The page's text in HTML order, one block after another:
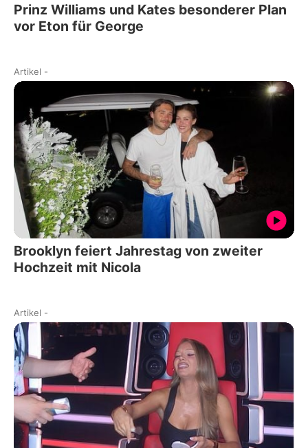
Prinz Williams und Kates besonderer Plan
vor Eton für George
Artikel -
Brooklyn feiert Jahrestag von zweiter
Hochzeit mit Nicola
Artikel -